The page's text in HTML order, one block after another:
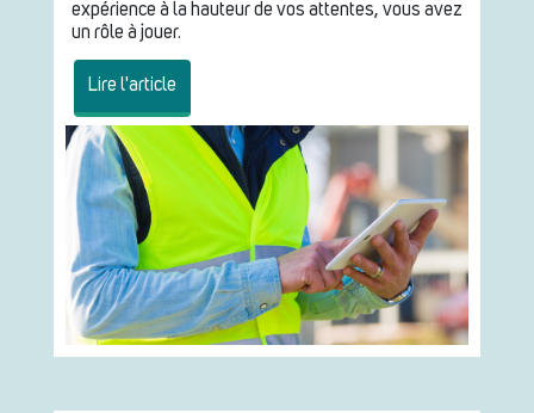
expérience à la hauteur de vos attentes, vous avez
un rôle à jouer.
Lire l'article